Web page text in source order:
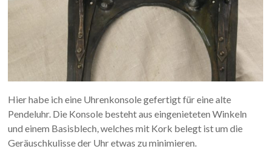
Hier habe ich eine Uhrenkonsole gefertigt für eine alte
Pendeluhr. Die Konsole besteht aus eingenieteten Winkeln
und einem Basisblech, welches mit Kork belegt ist um die
Geräuschkulisse der Uhr etwas zu minimieren.